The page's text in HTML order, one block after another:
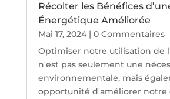
Récolter les Bénéfices
Énergétique Améliorée
Mai 17, 2024| 0 Commentaires
Optimiser notre utilisation de
n'est pas seulement une
environnementale, mais
opportunité d'améliorer notre